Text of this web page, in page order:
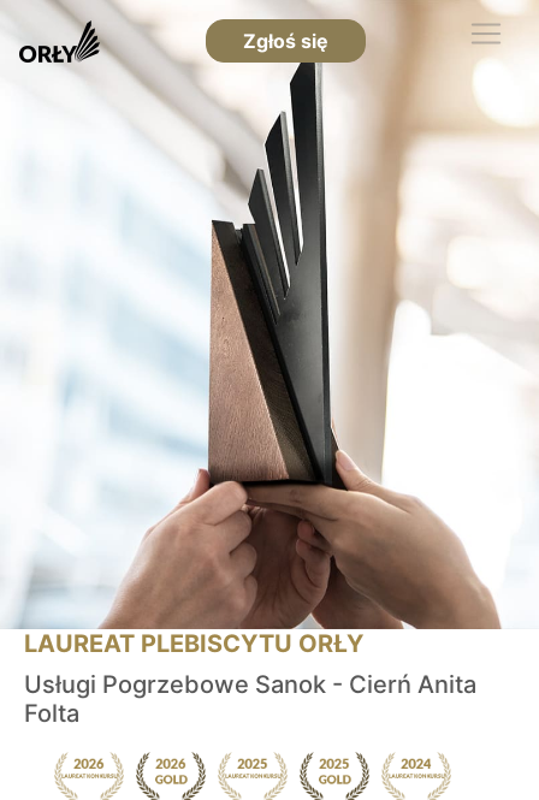
Zgłoś się
LAUREAT PLEBISCYTU ORŁY
Usługi Pogrzebowe Sanok - Cierń Anita
Folta